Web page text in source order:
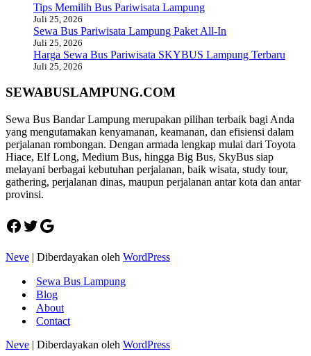
Tips Memilih Bus Pariwisata Lampung
Juli 25, 2026
Sewa Bus Pariwisata Lampung Paket All-In
Juli 25, 2026
Harga Sewa Bus Pariwisata SKYBUS Lampung Terbaru
Juli 25, 2026
SEWABUSLAMPUNG.COM
Sewa Bus Bandar Lampung merupakan pilihan terbaik bagi Anda
yang mengutamakan kenyamanan, keamanan, dan efisiensi dalam
perjalanan rombongan. Dengan armada lengkap mulai dari Toyota
Hiace, Elf Long, Medium Bus, hingga Big Bus, SkyBus siap
melayani berbagai kebutuhan perjalanan, baik wisata, study tour,
gathering, perjalanan dinas, maupun perjalanan antar kota dan antar
provinsi.
Facebook
Twitter
Google
Neve | Diberdayakan oleh WordPress
Sewa Bus Lampung
Blog
About
Contact
Neve | Diberdayakan oleh WordPress